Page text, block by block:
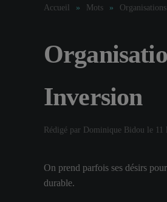
Accueil Mots
Inversion
Rédigé par Dominique Bidou le
On prend parfois ses désirs
durable.